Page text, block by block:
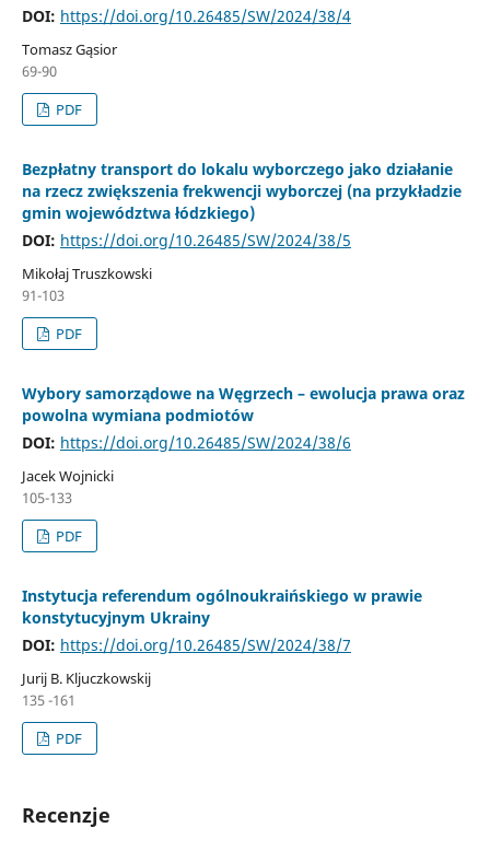
DOI: https://doi.org/10.26485/SW/2024/38/4
Tomasz Gąsior
69-90
PDF
Bezpłatny transport do lokalu wyborczego jako działanie
na rzecz zwiększenia frekwencji wyborczej (na przykładzie
gmin województwa łódzkiego)
DOI: https://doi.org/10.26485/SW/2024/38/5
Mikołaj Truszkowski
91-103
PDF
Wybory samorządowe na Węgrzech – ewolucja prawa oraz
powolna wymiana podmiotów
DOI: https://doi.org/10.26485/SW/2024/38/6
Jacek Wojnicki
105-133
PDF
Instytucja referendum ogólnoukraińskiego w prawie
konstytucyjnym Ukrainy
DOI: https://doi.org/10.26485/SW/2024/38/7
Jurij B. Kljuczkowskij
135 -161
PDF
Recenzje